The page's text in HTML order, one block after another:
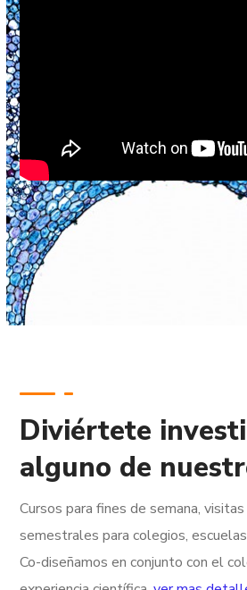
Diviértete
alguno de
Cursos para fines de semana,
semestrales para colegios,
Co-diseñamos en conjunto con el